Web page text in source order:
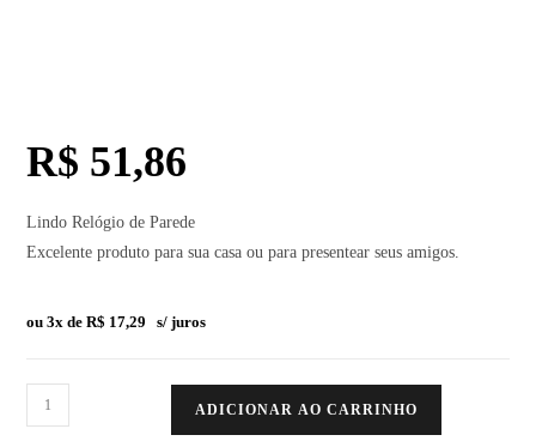
R$ 51,86
Lindo Relógio de Parede
Excelente produto para sua casa ou para presentear seus amigos.
ou 3x deR$ 17,29 s/ juros
ADICIONAR AO CARRINHO